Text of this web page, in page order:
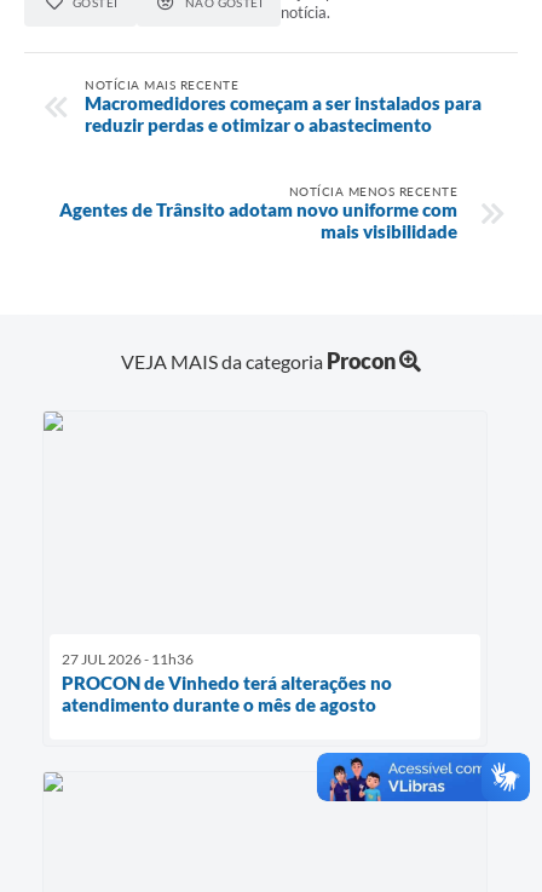
notícia.
NOTÍCIA MAIS RECENTE
Macromedidores começam a ser instalados para
reduzir perdas e otimizar o abastecimento
NOTÍCIA MENOS RECENTE
Agentes de Trânsito adotam novo uniforme com
mais visibilidade
VEJA MAIS da categoria Procon
27 JUL 2026 - 11h36
PROCON de Vinhedo terá alterações no
atendimento durante o mês de agosto